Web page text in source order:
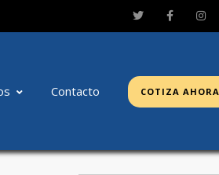
Contacto COTIZA AHORA